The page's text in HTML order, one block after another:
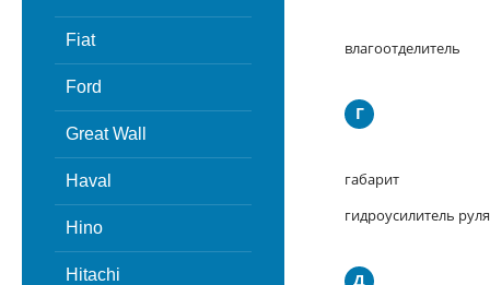
Fiat
Ford
Great Wall
Haval
Hino
Hitachi
влагоотделитель
Г
габарит
гидроусилитель руля
Д